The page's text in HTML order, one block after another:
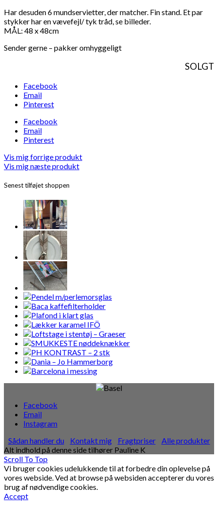
Har desuden 6 mundservietter, der matcher. Fin stand. Et par
stykker har en vævefejl/ tyk tråd, se billeder.
MÅL: 48 x 48cm
Sender gerne – pakker omhyggeligt
SOLGT
Facebook
Email
Pinterest
Facebook
Email
Pinterest
Vis mig forrige produkt
Vis mig næste produkt
Senest tilføjet shoppen
Facebook
Email
Instagram
Sådan handler du
Kontakt mig Fragtpriser
Alle produkter
Alt indhold på denne side tilhører Pauline K
Scroll To Top
Vi bruger cookies udelukkende til at forbedre din oplevelse på
vores webside. Ved at browse på websiden accepterer du vores
brug af nødvendige cookies.
Accept